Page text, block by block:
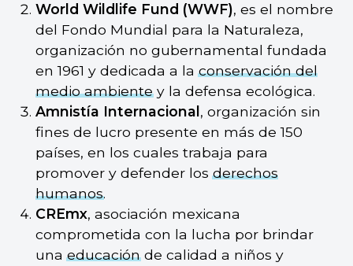
World Wildlife Fund (WWF), es el nombre
del Fondo Mundial para la Naturaleza,
organización no gubernamental fundada
en 1961 y dedicada a laconservación del
medio ambientey la defensa ecológica.
Amnistía Internacional , organización sin
fines de lucro presente en más de 150
países, en los cuales trabaja para
promover y defender losderechos
humanos.
CREmx, asociación mexicana
comprometida con la lucha por brindar
unaeducaciónde calidad a niños y